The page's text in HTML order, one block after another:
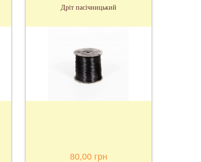
Дріт пасічницький
80,00 грн